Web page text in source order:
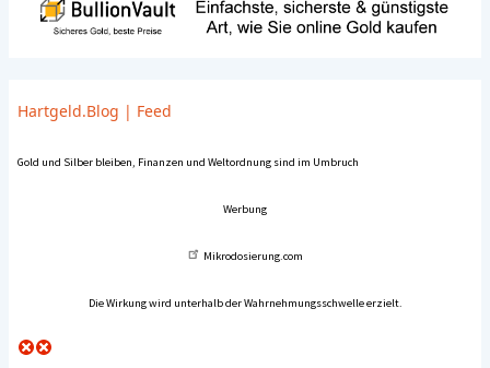
Hartgeld.Blog | Feed
Gold und Silber bleiben, Finanzen und Weltordnung sind im Umbruch
Werbung
Mikrodosierung.com
Die Wirkung wird unterhalb der Wahrnehmungsschwelle erzielt.